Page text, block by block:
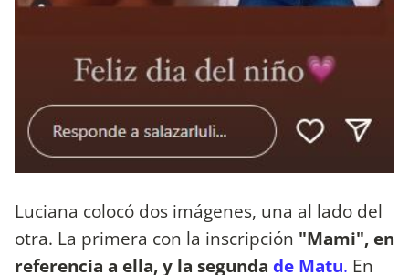
Luciana colocó dos imágenes, una al lado del
otra. La primera con la inscripción "Mami", en
referencia a ella, y la segunda de Matu. En